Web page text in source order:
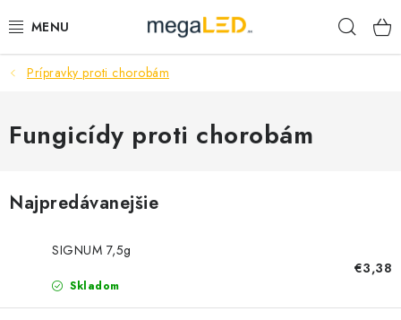
na
PRIEMYSEL
SVIETIDLÁ
PRACOVNÉ SVIETIDLÁ
ELEKTROMATERIÁL
VENTILÁTORY
Prípravky proti chorobám
Fungicídy proti chorobám
Najpredávanejšie
SIGNUM 7,5g
Skladom
€3,38